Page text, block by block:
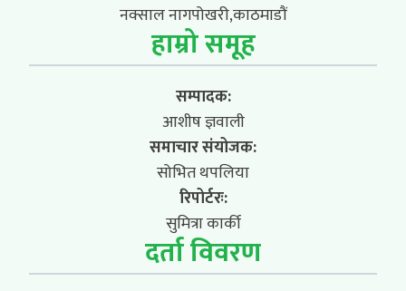
नक्साल नागपोखरी,काठमाडौं
हाम्रो समूह
सम्पादक:
आशीष ज्ञवाली
समाचार संयोजक:
सोभित थपलिया
रिपोर्टरः:
सुमित्रा कार्की
दर्ता विवरण